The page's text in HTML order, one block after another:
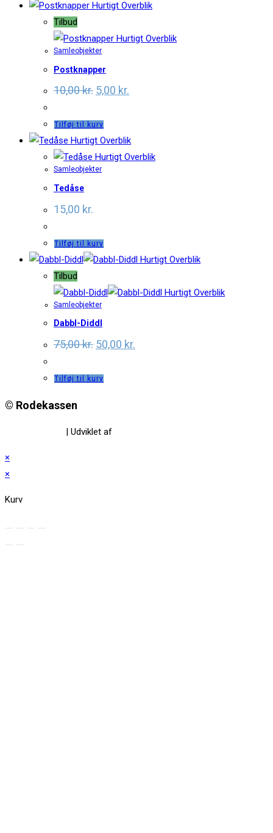
Hurtigt Overblik
Tilbud
Hurtigt Overblik
Samleobjekter
Postknapper
10,00kr. Original
price
10,00 kr..
5,00 kr.
price
Tilføj til kurv
Hurtigt Overblik
Hurtigt Overblik
Samleobjekter
Tedåse
15,00 kr.
Tilføj til kurv
Hurtigt Overblik
Tilbud
Hurtigt Overblik
Samleobjekter
Dabbl-Diddl
75,00kr. Original
price
75,00 kr..
50,00 kr.
price
Tilføj til kurv
© Rodekassen
| Udviklet af
×
×
Kurv